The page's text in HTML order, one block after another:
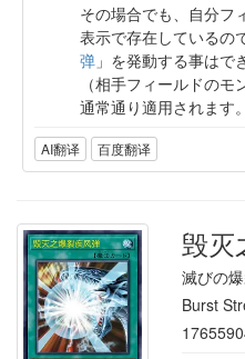
その場合でも、自分フ
表示で存在しているの
弹 」を発動する事はで
（相手フィールドの
通常通り適用されます
AI翻译 百度翻译
毁灭
滅びの
Burst